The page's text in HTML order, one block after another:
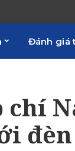
Đánh giá